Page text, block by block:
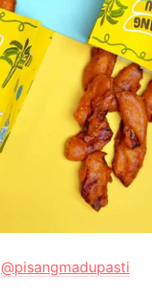
@pisangmadupasti